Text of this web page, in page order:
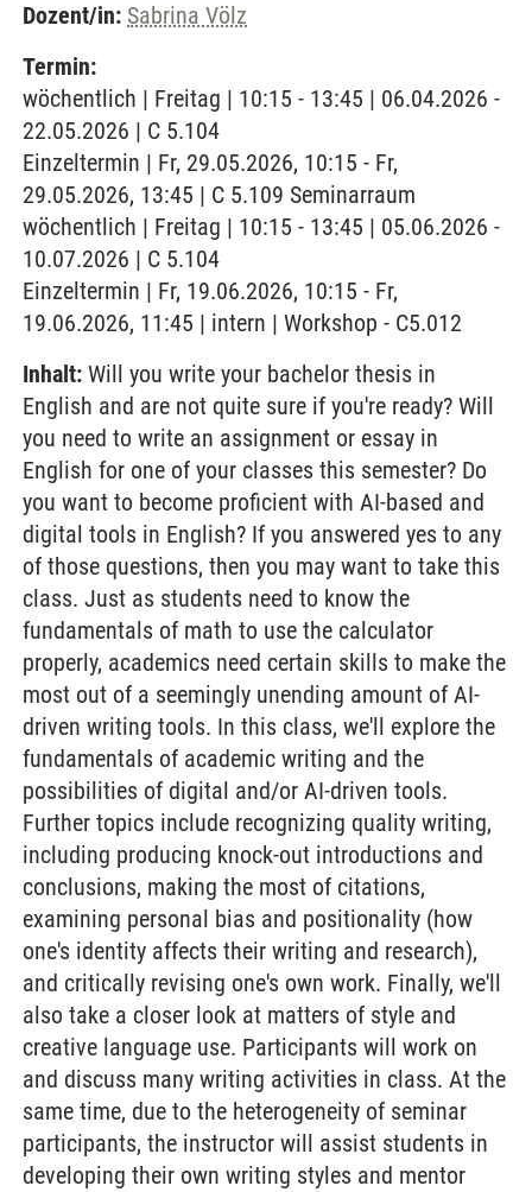
Dozent/in: Sabrina Völz
Termin:
wöchentlich | Freitag | 10:15 - 13:45 | 06.04.2026 -
22.05.2026 | C 5.104
Einzeltermin | Fr, 29.05.2026, 10:15 - Fr,
29.05.2026, 13:45 | C 5.109 Seminarraum
wöchentlich | Freitag | 10:15 - 13:45 | 05.06.2026 -
10.07.2026 | C 5.104
Einzeltermin | Fr, 19.06.2026, 10:15 - Fr,
19.06.2026, 11:45 | intern | Workshop - C5.012
Inhalt: Will you write your bachelor thesis in
English and are not quite sure if you're ready? Will
you need to write an assignment or essay in
English for one of your classes this semester? Do
you want to become proficient with AI-based and
digital tools in English? If you answered yes to any
of those questions, then you may want to take this
class. Just as students need to know the
fundamentals of math to use the calculator
properly, academics need certain skills to make the
most out of a seemingly unending amount of AI-
driven writing tools. In this class, we'll explore the
fundamentals of academic writing and the
possibilities of digital and/or AI-driven tools.
Further topics include recognizing quality writing,
including producing knock-out introductions and
conclusions, making the most of citations,
examining personal bias and positionality (how
one's identity affects their writing and research),
and critically revising one's own work. Finally, we'll
also take a closer look at matters of style and
creative language use. Participants will work on
and discuss many writing activities in class. At the
same time, due to the heterogeneity of seminar
participants, the instructor will assist students in
developing their own writing styles and mentor